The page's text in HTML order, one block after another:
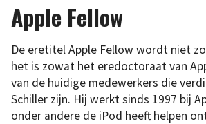
Apple Fellow
De eretitel Apple Fellow wordt niet
het is zowat het eredoctoraat van
van de huidige medewerkers die
Schiller zijn. Hij werkt sinds 1997 bij
onder andere de iPod heeft helpen